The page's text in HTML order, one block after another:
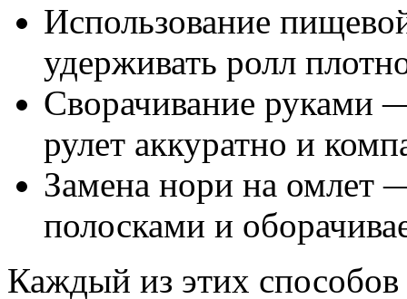
Использование
удерживать ролл
Сворачивание руками
рулет аккуратно и
Замена нори на омлет
полосками и
Каждый из этих